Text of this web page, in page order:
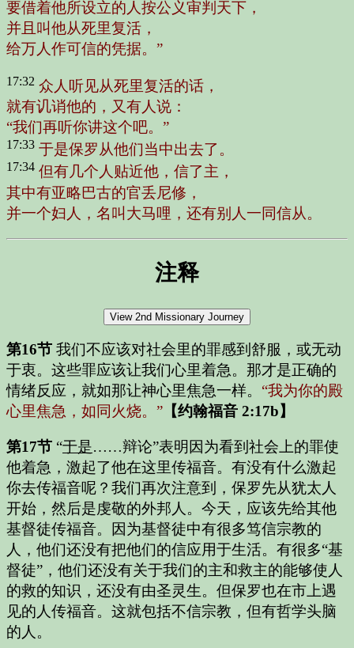
要借着他所设立的人按公义审判天下，
并且叫他从死里复活，
给万人作可信的凭据。”
17:32 众人听见从死里复活的话，
就有讥诮他的，又有人说：
“我们再听你讲这个吧。”
17:33 于是保罗从他们当中出去了。
17:34 但有几个人贴近他，信了主，
其中有亚略巴古的官丢尼修，
并一个妇人，名叫大马哩，还有别人一同信从。
注释
第16节 我们不应该对社会里的罪感到舒服，或无动
于衷。这些罪应该让我们心里着急。那才是正确的
情绪反应，就如那让神心里焦急一样。 “我为你的殿
心里焦急，如同火烧。” 【约翰福音 2:17b】
第17节 “于是……辩论”表明因为看到社会上的罪使
他着急，激起了他在这里传福音。有没有什么激起
你去传福音呢？我们再次注意到，保罗先从犹太人
开始，然后是虔敬的外邦人。今天，应该先给其他
基督徒传福音。因为基督徒中有很多笃信宗教的
人，他们还没有把他们的信应用于生活。有很多“基
督徒”，他们还没有关于我们的主和救主的能够使人
的救的知识，还没有由圣灵生。但保罗也在市上遇
见的人传福音。这就包括不信宗教，但有哲学头脑
的人。